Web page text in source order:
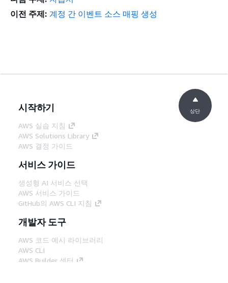
이전 주제: 계정 간 이벤트 소스 매핑 생성
시작하기
AWS 실습 지침
AWS Solutions Library
AWS 결정 가이드
서비스 가이드
생성형 AI 서비스 선택
AWS 서비스 가이드
GitHub의 AWS CLI 지침
개발자 도구
AWS 코드 예시 라이브러리
AWS CLI
AWS Builder 센터
상단